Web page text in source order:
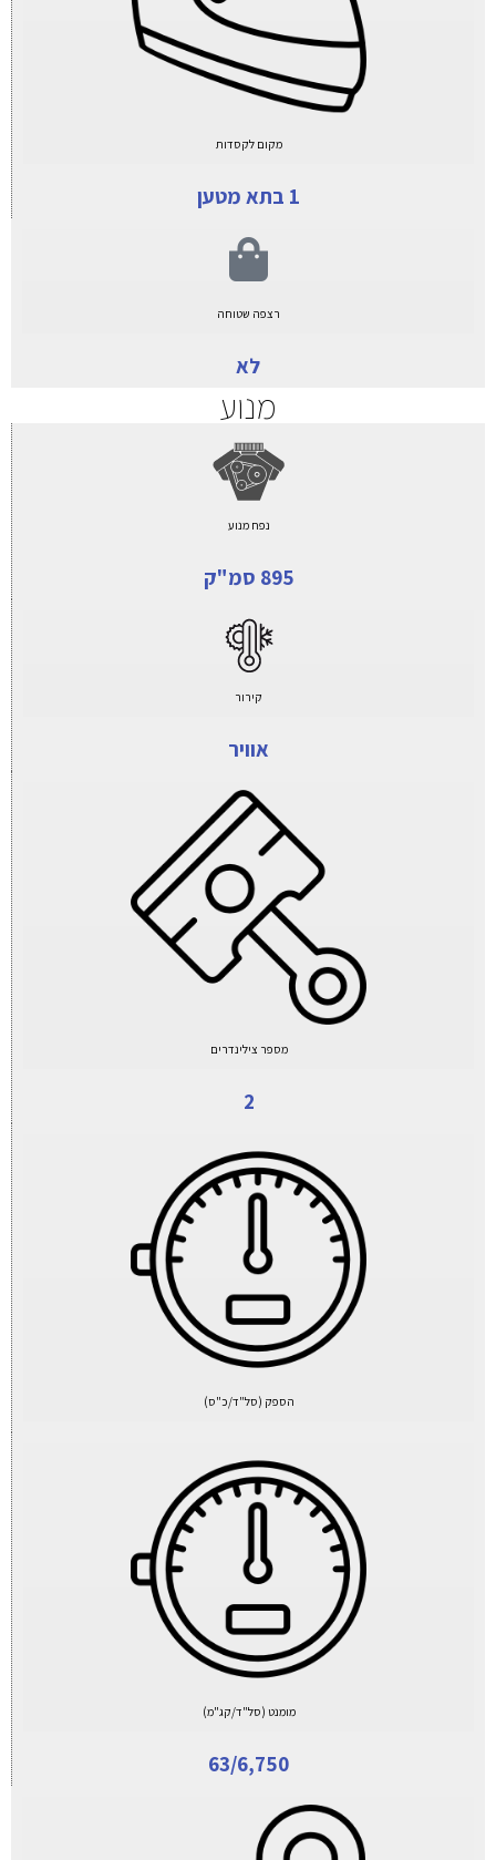
מקום לקסדות
1 בתא מטען
רצפה שטוחה
לא
מנוע
נפח מנוע
895 סמ"ק
קירור
אוויר
מספר צילינדרים
2
הספק (סל"ד/כ"ס)
מומנט (סל"ד/קג"מ)
63/6,750